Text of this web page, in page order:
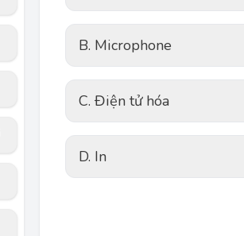
B. Microphone
C. Điện tử hóa
D. In